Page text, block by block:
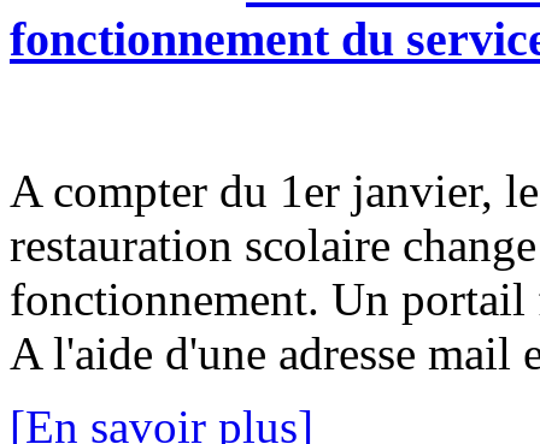
fonctionnement du
A compter du 1er janvier,
restauration scolaire
fonctionnement. Un
A l'aide d'une adresse mail
[En savoir plus]